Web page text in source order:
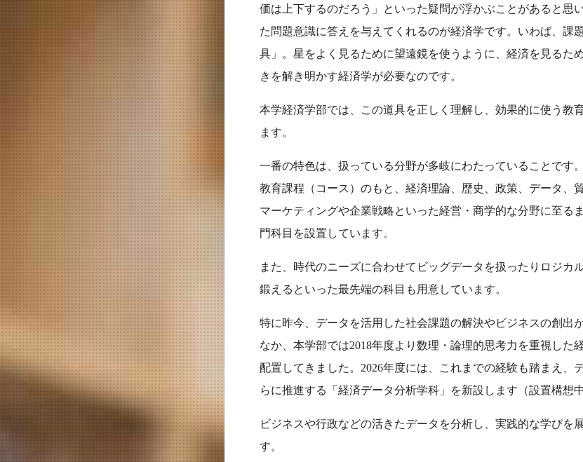
価は上下するのだろう」といった疑問が浮かぶことがあると思
た問題意識に答えを与えてくれるのが経済学です。いわば、課
具」。星をよく見るために望遠鏡を使うように、経済を見るた
きを解き明かす経済学が必要なのです。
本学経済学部では、この道具を正しく理解し、効果的に使う教
ます。
一番の特色は、扱っている分野が多岐にわたっていることです
教育課程（コース）のもと、経済理論、歴史、政策、データ、
マーケティングや企業戦略といった経営・商学的な分野に至る
門科目を設置しています。
また、時代のニーズに合わせてビッグデータを扱ったりロジカ
鍛えるといった最先端の科目も用意しています。
特に昨今、データを活用した社会課題の解決やビジネスの創出
なか、本学部では2018年度より数理・論理的思考力を重視した
配置してきました。2026年度には、これまでの経験も踏まえ、
らに推進する「経済データ分析学科」を新設します（設置構想中
ビジネスや行政などの活きたデータを分析し、実践的な学びを
す。